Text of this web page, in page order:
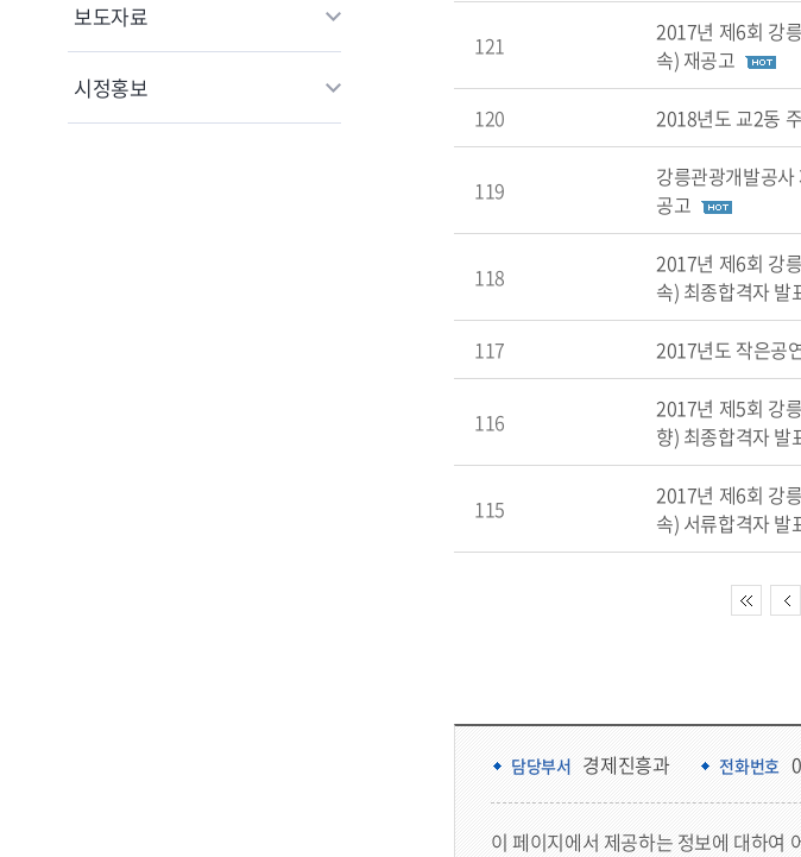
보도자료
시정홍보
121
2017년 제6회 강
속) 재공고
120 2018년도 교2동
119
강릉관광개발공
공고
118
2017년 제6회 강
속) 최종합격자 발
117 2017년도 작은공
116
2017년 제5회 강
향) 최종합격자 발
115
2017년 제6회 강
속) 서류합격자 발
담당부서 경제진흥과 전화번호
이 페이지에서 제공하는 정보에 대하여